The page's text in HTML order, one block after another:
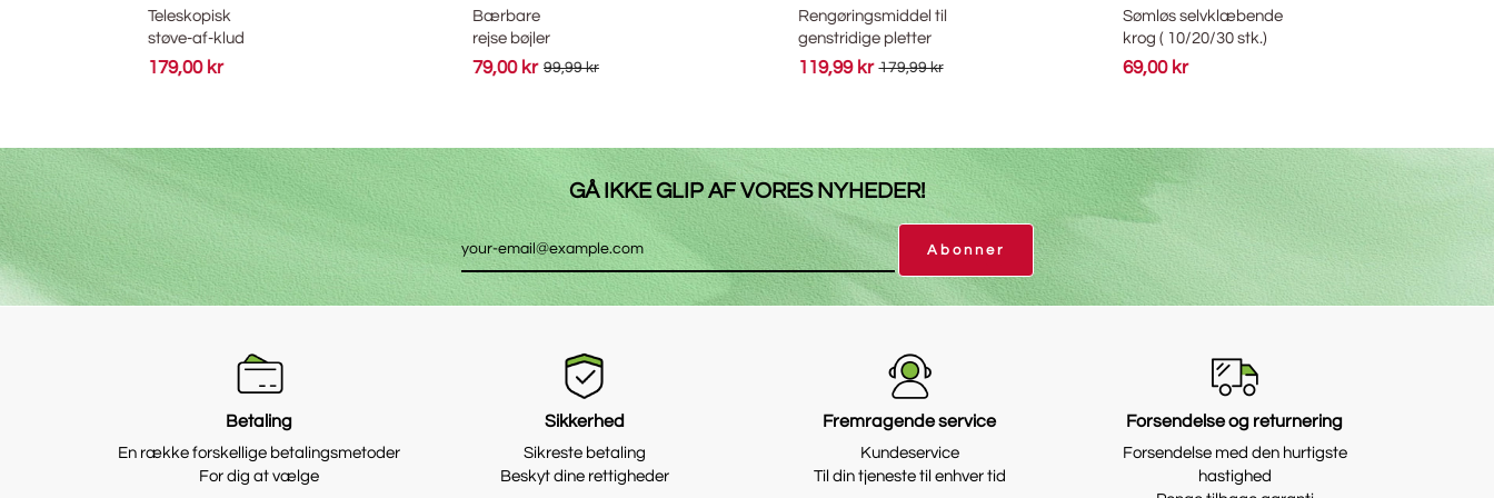
Teleskopisk
støve-af-klud
179,00 kr
Bærbare
rejse bøjler
79,00 kr 99,99 kr
Rengøringsmiddel til
genstridige pletter
119,99 kr 179,99 kr
Sømløs selvklæbende
krog ( 10/20/30 stk.)
69,00 kr
GÅ IKKE GLIP AF VORES NYHEDER!
Abonner
Betaling
En række forskellige betalingsmetoder
For dig at vælge
Sikkerhed
Sikreste betaling
Beskyt dine rettigheder
Fremragende service
Kundeservice
Til din tjeneste til enhver tid
Forsendelse og returnering
Forsendelse med den hurtigste
hastighed